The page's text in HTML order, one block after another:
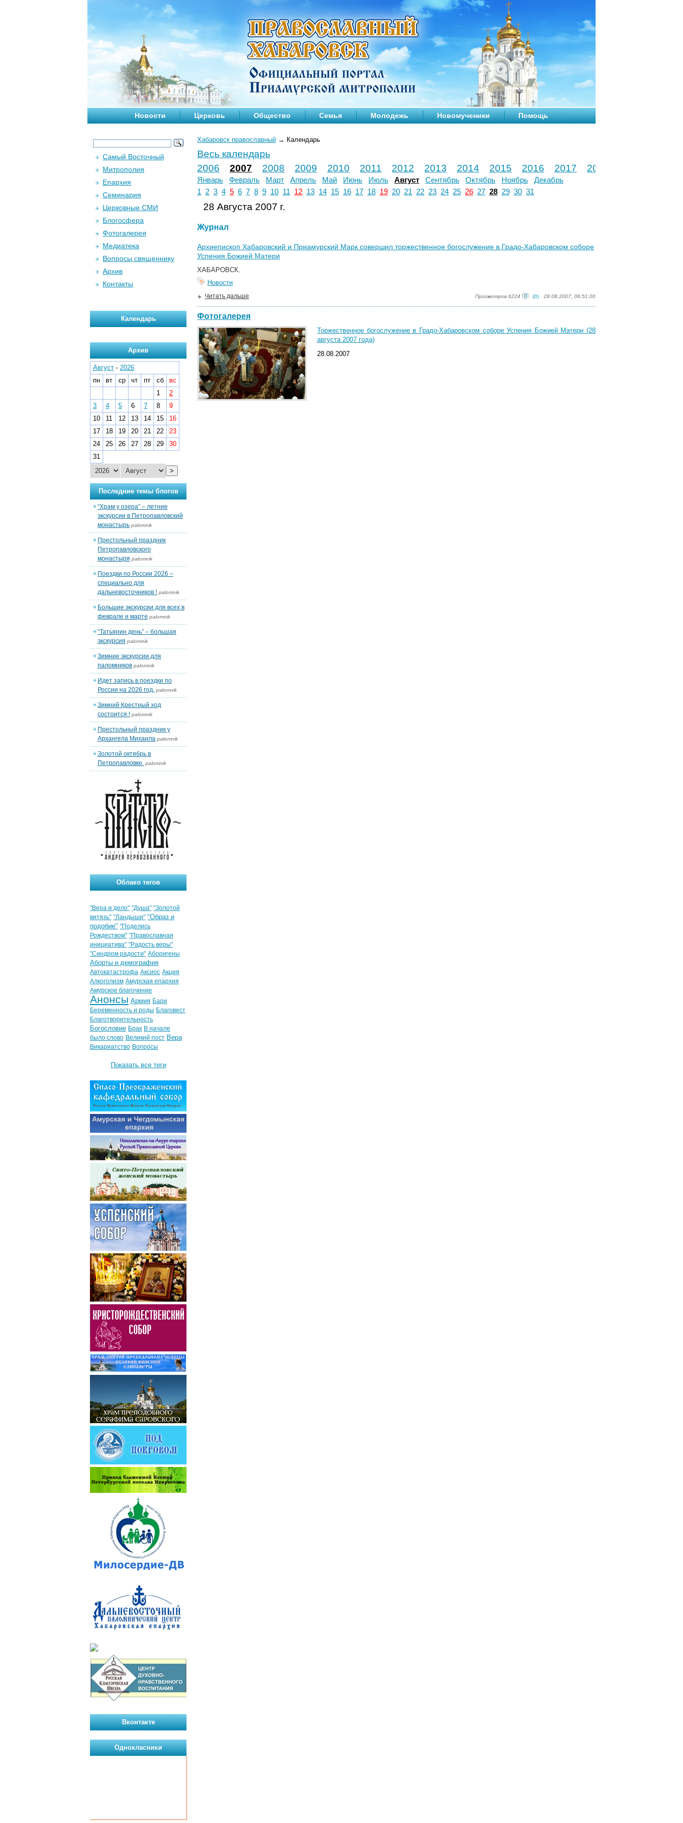
Новости Церковь Общество Семья Молодежь Новомученики Помощь
Хабаровск православный → Календарь
Весь календарь
2006
2007 2008 2009 2010 2011 2012 2013 2014 2015 2016 2017 2018
Январь Февраль Март Апрель Май Июнь Июль Август Сентябрь Октябрь Ноябрь
Декабрь
1
2 3 4 5 6 7 8 9 10 11 12 13 14 15 16 17 18 19 20 21 22 23 24 25 26 27 28 29 30 31
28 Августа 2007 г.
Журнал
Архиепископ Хабаровский и Приамурский Марк совершил торжественное богослужение в Градо-Хабаровском соборе
Успения Божией Матери
ХАБАРОВСК.
Новости
Просмотров 6224 (0) 28.08.2007, 06:51:00
Читать дальше
Фотогалерея
Торжественное богослужение в Градо-Хабаровском соборе Успения Божией Матери (28
августа 2007 года)
28.08.2007
Самый Восточный
Митрополия
Епархия
Семинария
Церковные СМИ
Блогосфера
Фотогалерея
Медиатека
Вопросы священнику
Архив
Контакты
Календарь
Архив
Август - 2026
пн
вт ср чт пт сб
вс
1
2
3
4 5 6 7 8
9
10
11 12 13 14 15
16
17
18 19 20 21 22
23
24
25 26 27 28 29
30
31
>
Последние темы блогов
“Храм у озера” – летние
экскурсии в Петропавловский
монастырь palomnik
Престольный праздник
Петропавловского
монастыря palomnik
Поездки по России 2026 –
специально для
дальневосточников ! palomnik
Большие экскурсии для всех в
феврале и марте palomnik
“Татьянин день” – большая
экскурсия palomnik
Зимние экскурсии для
паломников palomnik
Идет запись в поездки по
России на 2026 год. palomnik
Зимний Крестный ход
состоится ! palomnik
Престольный праздник у
Архангела Михаила palomnik
Золотой октябрь в
Петропавловке. palomnik
Облако тегов
"Вера и дело" "Душа" "Золотой
витязь" "Ландыши" "Образ и
подобие" "Поделись
Рождеством" "Православная
инициатива" "Радость веры"
"Синдром радости" Аборигены
Аборты и демография
Автокатастрофа Аксиос Акция
Алкоголизм Амурская епархия
Амурское благочиние
Анонсы Армия Бари
Беременность и роды Благовест
Благотворительность
Богословие Брак В начале
было слово Великий пост Вера
Викариатство Вопросы
Показать все теги
Вконтакте
Однокласники